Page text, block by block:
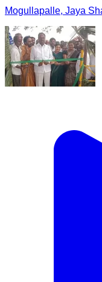
Mogullapalle, Jaya